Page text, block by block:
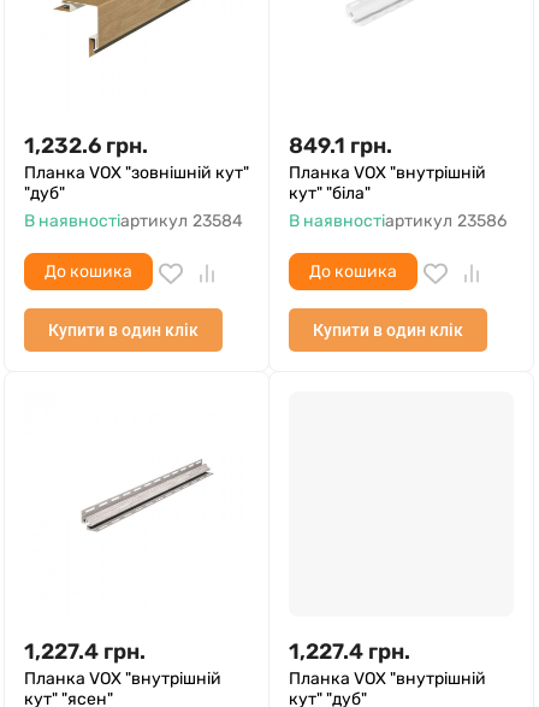
1,232.6 грн.
Планка VOX "зовнішній кут"
"дуб"
В наявностіартикул 23584
До кошика
Купити в один клік
849.1 грн.
Планка VOX "внутрішній
кут" "біла"
В наявностіартикул 23586
До кошика
Купити в один клік
1,227.4 грн.
Планка VOX "внутрішній
кут" "ясен"
1,227.4 грн.
Планка VOX "внутрішній
кут" "дуб"